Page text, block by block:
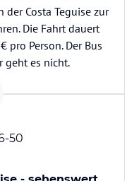
Costa Teguise zur
Die Fahrt dauert
pro Person. Der Bus
geht es nicht.
50